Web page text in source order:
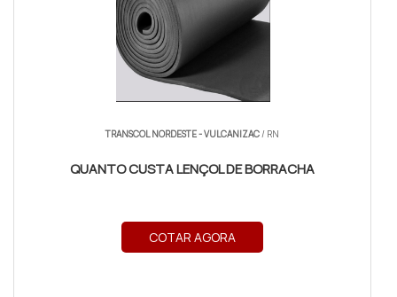
TRANSCOL NORDESTE - VULCANIZAC/ RN
QUANTO CUSTA LENÇOL DE BORRACHA
COTAR AGORA